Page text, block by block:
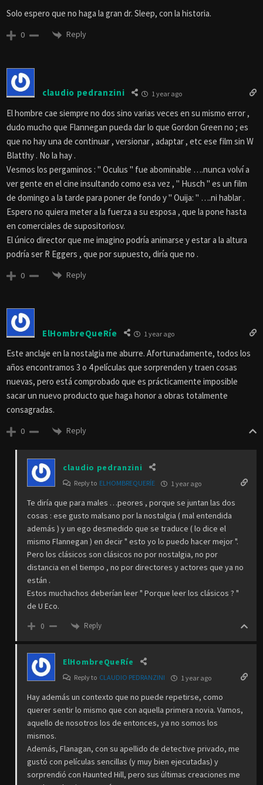
Solo espero que no haga la gran dr. Sleep, con la historia.
0 Reply
claudio pedranzini 1 year ago
El hombre cae siempre no dos sino varias veces en su mismo error ,
dudo mucho que Flannegan pueda dar lo que Gordon Green no ; es
que no hay una de continuar , versionar , adaptar , etc ese film sin W
Blatthy . No la hay .
Vesmos los pergaminos : " Oculus " fue abominable ….nunca volví a
ver gente en el cine insultando como esa vez , " Husch " es un film
de domingo a la tarde para poner de fondo y " Ouija: " ….ni hablar .
Espero no quiera meter a la fuerza a su esposa , que la pone hasta
en comerciales de supositoriosv.
El único director que me imagino podría animarse y estar a la altura
podría ser R Eggers , que por supuesto, diría que no .
0 Reply
ElHombreQueRíe 1 year ago
Este anclaje en la nostalgia me aburre. Afortunadamente, todos los
años encontramos 3 o 4 películas que sorprenden y traen cosas
nuevas, pero está comprobado que es prácticamente imposible
sacar un nuevo producto que haga honor a obras totalmente
consagradas.
0 Reply
claudio pedranzini
Reply to ELHOMBREQUERÍE 1 year ago
Te diría que para males …peores , porque se juntan las dos
cosas : ese gusto malsano por la nostalgia ( mal entendida
además ) y un ego desmedido que se traduce ( lo dice el
mismo Flannegan ) en decir " esto yo lo puedo hacer mejor ".
Pero los clásicos son clásicos no por nostalgia, no por
distancia en el tiempo , no por directores y actores que ya no
están .
Estos muchachos deberían leer " Porque leer los clásicos ? "
de U Eco.
0 Reply
ElHombreQueRíe
Reply to CLAUDIO PEDRANZINI 1 year ago
Hay además un contexto que no puede repetirse, como
querer sentir lo mismo que con aquella primera novia. Vamos,
aquello de nosotros los de entonces, ya no somos los
mismos.
Además, Flanagan, con su apellido de detective privado, me
gustó con películas sencillas (y muy bien ejecutadas) y
sorprendió con Haunted Hill, pero sus últimas creaciones me